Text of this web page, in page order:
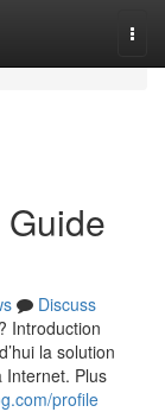
Discuss
Introduction
la solution
Internet. Plus
profile